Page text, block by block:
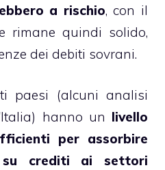
a rischio, con il
rimane quindi solido,
dei debiti sovrani.
paesi (alcuni analisi
hanno un livello
per assorbire
su crediti ai settori